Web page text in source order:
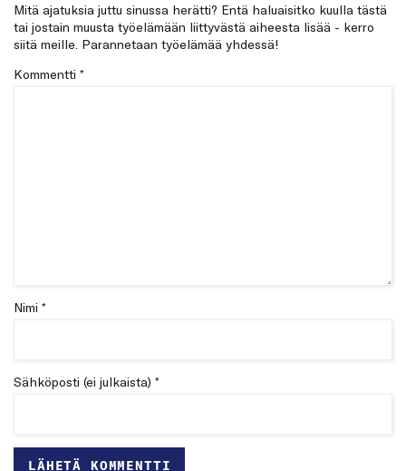
Mitä ajatuksia juttu sinussa herätti? Entä haluaisitko kuulla tästä
tai jostain muusta työelämään liittyvästä aiheesta lisää - kerro
siitä meille. Parannetaan työelämää yhdessä!
Kommentti *
Nimi *
Sähköposti (ei julkaista) *